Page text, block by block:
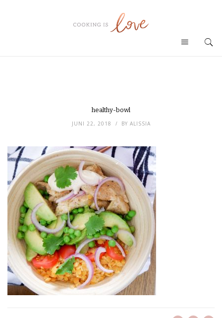
healthy-bowl
JUNI 22, 2018 BY ALISSIA